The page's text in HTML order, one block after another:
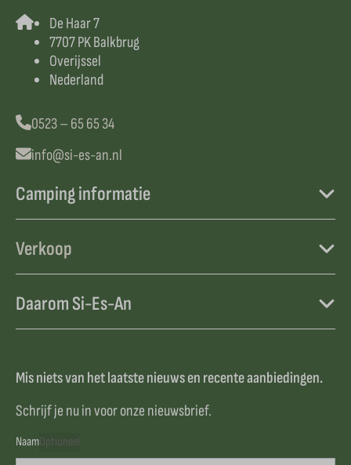
De Haar 7
7707 PK Balkbrug
Overijssel
Nederland
0523 – 65 65 34
info@si-es-an.nl
Camping informatie
Verkoop
Daarom Si-Es-An
Mis niets van het laatste nieuws en recente aanbiedingen.
Schrijf je nu in voor onze nieuwsbrief.
NaamOptioneel